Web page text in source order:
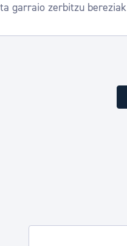
ingurumena
garraio zerbitzu bereziak